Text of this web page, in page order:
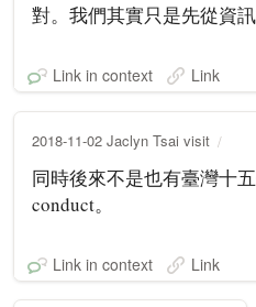
對。我們其實只是先從資訊
Link in context Link
2018-11-02 Jaclyn Tsai visit
同時後來不是也有臺灣十
conduct。
Link in context Link